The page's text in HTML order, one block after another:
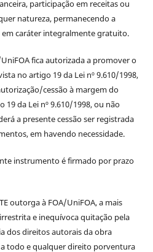
participação em receitas ou
natureza, permanecendo a
em caráter integralmente gratuito.
fica autorizada a promover o
no artigo 19 da Lei nº 9.610/1998,
cessão à margem do
19 da Lei nº 9.610/1998, ou não
a presente cessão ser registrada
em havendo necessidade.
instrumento é firmado por prazo
outorga à FOA/UniFOA, a mais
e inequívoca quitação pela
dos direitos autorais da obra
todo e qualquer direito porventura